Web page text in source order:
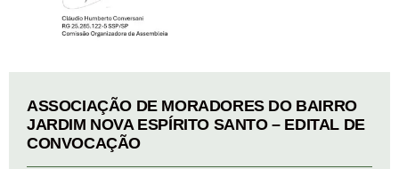
ASSOCIAÇÃO DE MORADORES DO BAIRRO
JARDIM NOVA ESPÍRITO SANTO – EDITAL DE
CONVOCAÇÃO